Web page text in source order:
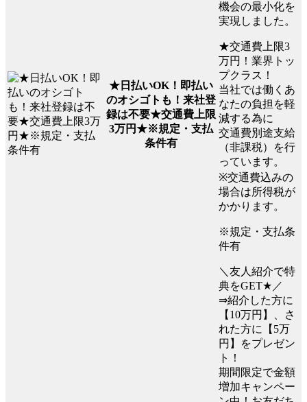
★日払いOK！即払い
のオシゴトも！来社登
録は不要★交通費上限
3万円★※規定・支払
条件有
機会の最小化を
実現しました。
★交通費上限3
万円！業界トッ
プクラス！
当社では働くあ
なたの負担を軽
減する為に
交通費別途支給
（非課税）を行
っています。
※交通費込みの
場合は所得税が
かかります。
※規定・支払条
件有
＼友人紹介で特
典をGET★／
⇒紹介した方に
【10万円】、さ
れた方に【5万
円】をプレゼン
ト！
期間限定で金額
増加キャンペー